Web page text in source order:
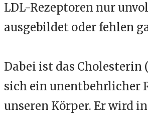
LDL-Rezeptoren nur
ausgebildet oder fehlen
Dabei ist das Cholesterin
sich ein unentbehrlicher
unseren Körper. Er wird